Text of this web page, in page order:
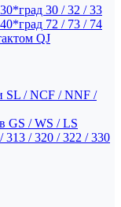
30 / 32 / 33
72 / 73 / 74
QJ
SL / NCF / NNF /
GS / WS / LS
/ 320 / 322 / 330